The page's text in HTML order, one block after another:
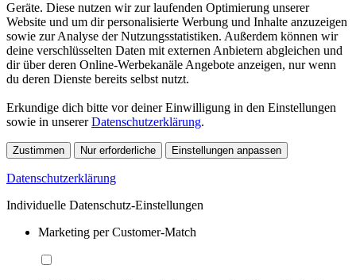
Geräte. Diese nutzen wir zur laufenden Optimierung unserer
Website und um dir personalisierte Werbung und Inhalte anzuzeigen
sowie zur Analyse der Nutzungsstatistiken. Außerdem können wir
deine verschlüsselten Daten mit externen Anbietern abgleichen und
dir über deren Online-Werbekanäle Angebote anzeigen, nur wenn
du deren Dienste bereits selbst nutzt.
Erkundige dich bitte vor deiner Einwilligung in den Einstellungen
sowie in unsererDatenschutzerklärung.
Zustimmen Nur erforderliche Einstellungen anpassen
Datenschutzerklärung
Individuelle Datenschutz-Einstellungen
Marketing per Customer-Match